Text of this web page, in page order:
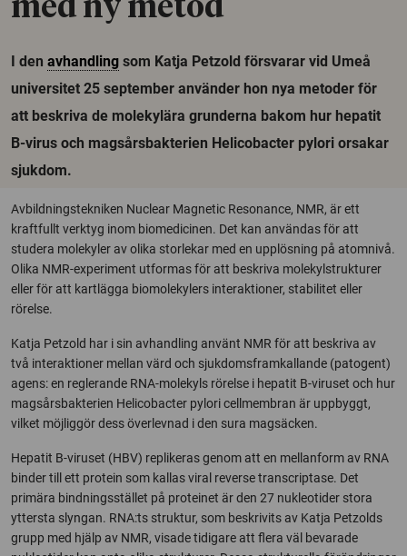
med ny metod
I den avhandling som Katja Petzold försvarar vid Umeå
universitet 25 september använder hon nya metoder för
att beskriva de molekylära grunderna bakom hur hepatit
B-virus och magsårsbakterien Helicobacter pylori orsakar
sjukdom.
Avbildningstekniken Nuclear Magnetic Resonance, NMR, är ett
kraftfullt verktyg inom biomedicinen. Det kan användas för att
studera molekyler av olika storlekar med en upplösning på atomnivå.
Olika NMR-experiment utformas för att beskriva molekylstrukturer
eller för att kartlägga biomolekylers interaktioner, stabilitet eller
rörelse.
Katja Petzold har i sin avhandling använt NMR för att beskriva av
två interaktioner mellan värd och sjukdomsframkallande (patogent)
agens: en reglerande RNA-molekyls rörelse i hepatit B-viruset och hur
magsårsbakterien Helicobacter pylori cellmembran är uppbyggt,
vilket möjliggör dess överlevnad i den sura magsäcken.
Hepatit B-viruset (HBV) replikeras genom att en mellanform av RNA
binder till ett protein som kallas viral reverse transcriptase. Det
primära bindningsstället på proteinet är den 27 nukleotider stora
yttersta slyngan. RNA:ts struktur, som beskrivits av Katja Petzolds
grupp med hjälp av NMR, visade tidigare att flera väl bevarade